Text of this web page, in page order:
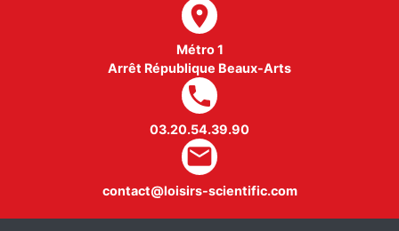
room
Métro 1
Arrêt République Beaux-Arts
local_phone
03.20.54.39.90
mail
contact@loisirs-scientific.com